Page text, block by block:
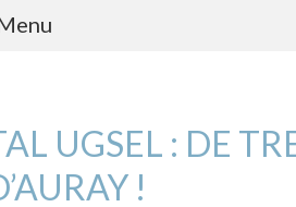
UGSEL : DE
!